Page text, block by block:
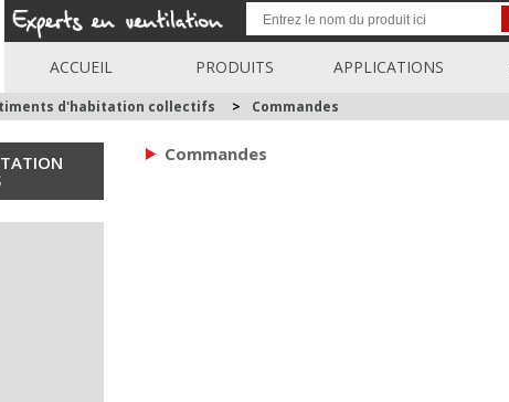
ACCUEIL PRODUITS APPLICATIONS
d'habitation collectifs > Commandes
Commandes